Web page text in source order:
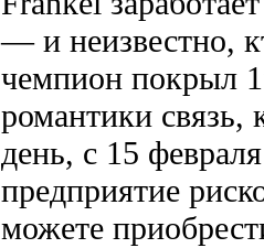
— и неизвестно,
чемпион покрыл
романтики
день, с 15
предприятие
можете